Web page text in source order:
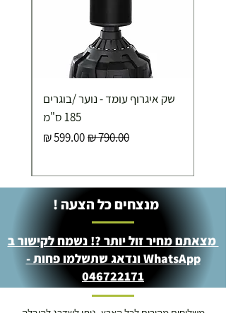
איסוף עצמי ללא עלות מסניף טבריה . רחוב העצמאות 5
מוצרי כושר ( בלבד) ניתן לאסוף ממחסני החברה בת"א
שק איגרוף עומד - נוער /בוגרים
185 ס"מ
מחיר רגילמחיר מבצע
מנצחים כל הצעה !
מצאתם מחיר זול יותר ?! נשמח לקישור ב
WhatsApp ונדאג שתשלמו פחות -
046722171